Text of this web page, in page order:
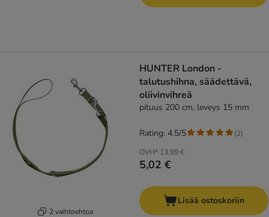
2 vaihtoehtoa
HUNTER London -
talutushihna, säädettävä,
oliivinvihreä
pituus 200 cm, leveys 15 mm
OVH* 13,99 €
5,02 €
Rating: 4.5/5 (2)
Lisää ostoskoriin